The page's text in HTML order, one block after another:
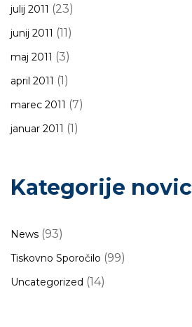
julij 2011 (23)
junij 2011 (11)
maj 2011 (3)
april 2011 (1)
marec 2011 (7)
januar 2011 (1)
Kategorije novic
News (93)
Tiskovno Sporočilo (99)
Uncategorized (14)